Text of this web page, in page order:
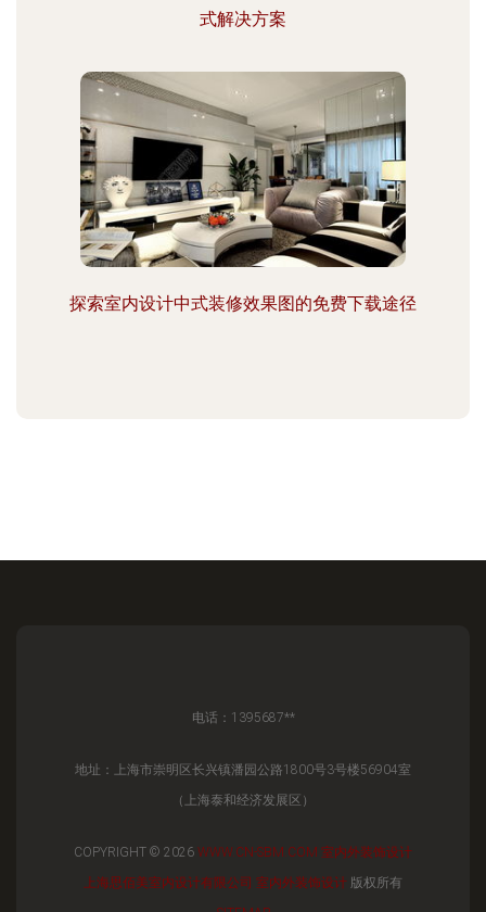
式解决方案
探索室内设计中式装修效果图的免费下载途径
电话：1395687**
地址：上海市崇明区长兴镇潘园公路1800号3号楼56904室
（上海泰和经济发展区）
COPYRIGHT © 2026 WWW.CN-SBM.COM 室内外装饰设计
上海思佰美室内设计有限公司 室内外装饰设计 版权所有